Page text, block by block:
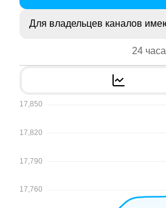
Для владельцев каналов
24 часа